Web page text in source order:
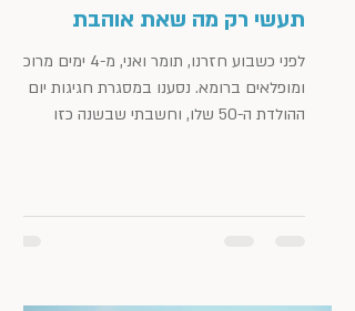
תעשי רק מה שאת אוהבת
לפני כשבוע חזרנו, תומר ואני, מ-4 ימים מרוכזים
ומופלאים ברומא. נסענו במסגרת חגיגות יום
ההולדת ה-50 שלו, וחשבתי שבשנה כזו